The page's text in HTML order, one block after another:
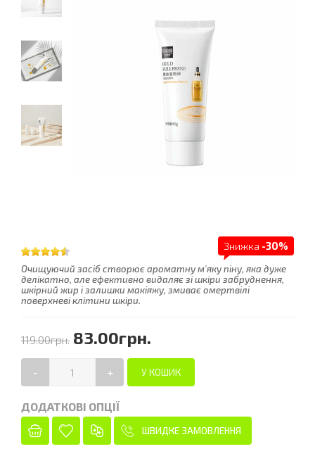
Знижка -30%
Очищуючий засіб створює ароматну м'яку піну, яка дуже
делікатно, але ефективно видаляє зі шкіри забруднення,
шкірний жир і залишки макіяжу, змиває омертвілі
поверхневі клітини шкіри.
119.00грн. 83.00грн.
- +
ДОДАТКОВІ ОПЦІЇ
ШВИДКЕ ЗАМОВЛЕННЯ